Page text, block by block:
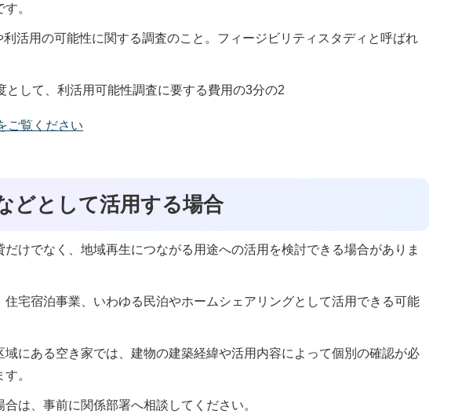
。
活用の可能性に関する調査のこと。フィージビリティスタディと呼ばれ
として、利活用可能性調査に要する費用の3分の2
ご覧ください
どとして活用する場合
だけでなく、地域再生につながる用途への活用を検討できる場合がありま
住宅宿泊事業、いわゆる民泊やホームシェアリングとして活用できる可能
域にある空き家では、建物の建築経緯や活用内容によって個別の確認が必
。
は、事前に関係部署へ相談してください。